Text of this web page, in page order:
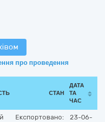
про проведення
СТАН
ДАТА
ТА
ЧАС
Експортовано: 23-06-